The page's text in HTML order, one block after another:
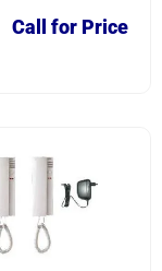
Call for Price